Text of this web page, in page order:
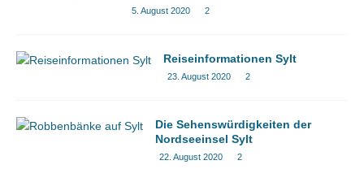
5. August 2020 2
Reiseinformationen Sylt
23. August 2020 2
Die Sehenswürdigkeiten der
Nordseeinsel Sylt
22. August 2020 2